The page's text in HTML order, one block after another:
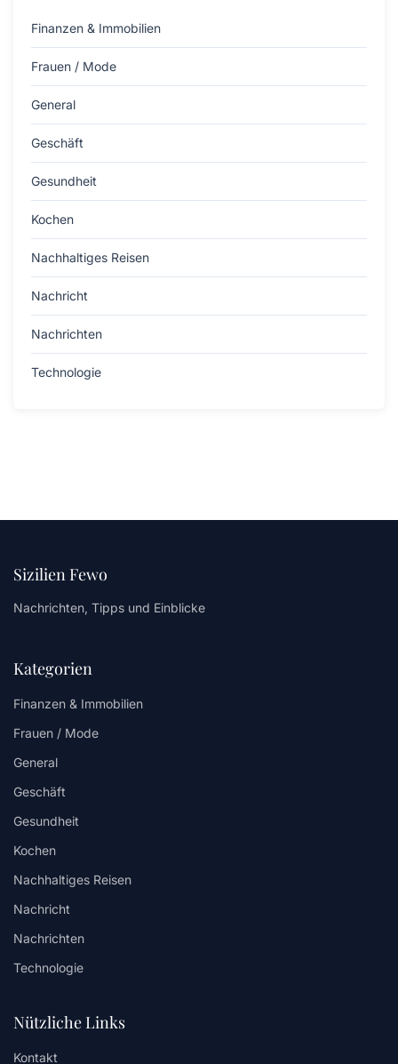
Finanzen & Immobilien
Frauen / Mode
General
Geschäft
Gesundheit
Kochen
Nachhaltiges Reisen
Nachricht
Nachrichten
Technologie
Sizilien Fewo
Nachrichten, Tipps und Einblicke
Kategorien
Finanzen & Immobilien
Frauen / Mode
General
Geschäft
Gesundheit
Kochen
Nachhaltiges Reisen
Nachricht
Nachrichten
Technologie
Nützliche Links
Kontakt